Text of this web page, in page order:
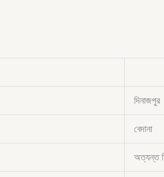
দিনাজপুর
বেদানা
অত্যন্ত